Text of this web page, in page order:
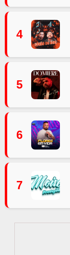
4
5
6
7